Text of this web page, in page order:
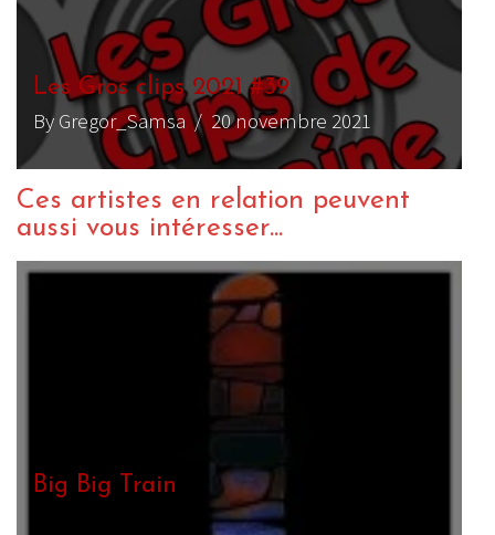
Les Gros clips 2021 #39
By Gregor_Samsa/ 20 novembre 2021
Ces artistes en relation peuvent
aussi vous intéresser...
La chOze